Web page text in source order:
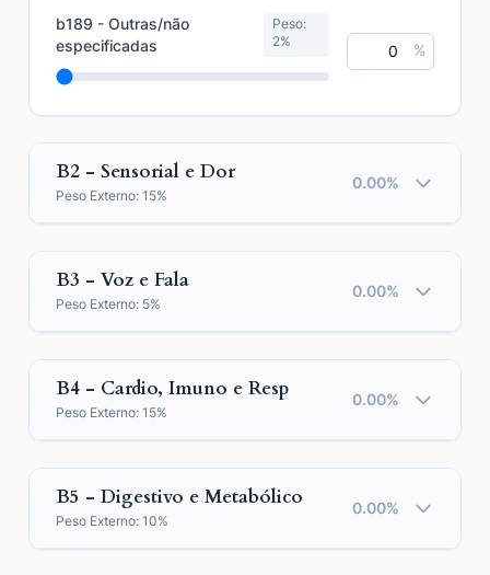
b189 - Outras/não
especificadas
Peso:
2%
%
B2 - Sensorial e Dor
Peso Externo: 15%
0.00%
B3 - Voz e Fala
Peso Externo: 5%
0.00%
B4 - Cardio, Imuno e Resp
Peso Externo: 15%
0.00%
B5 - Digestivo e Metabólico
Peso Externo: 10%
0.00%